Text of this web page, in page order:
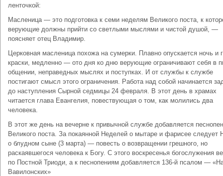
ленточкой:
Масленица — это подготовка к семи неделям Великого поста, к
верующие должны прийти со светлыми мыслями и чистой душой, —
поясняет отец Владимир.
Церковная масленица похожа на сумерки. Плавно опускается ночь и
краски, медленно — ото дня ко дню верующие ограничивают себя в
общении, неправедных мыслях и поступках. И от службы к службе
постигают смысл этого ограничения. Работа над собой начинается
до наступления Сырной седмицы 24 февраля. В этот день в храмах
читается глава Евангелия, повествующая о том, как молились два
человека.
В этот же день на вечерне к привычной службе добавляется
Великого поста. За покаянной Неделей о мытаре и фарисее следует
о блудном сыне (3 марта) — повесть о возвращении грешного, но
раскаявшегося человека к Богу. С этого воскресенья богослужения
по Постной Триоди, а к песнопениям добавляется 136-й псалом —
Вавилонских»